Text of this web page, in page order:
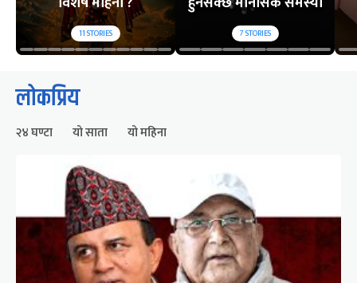
11STORIES 7STORIES
लोकप्रिय
२४ घण्टा यो साता यो महिना